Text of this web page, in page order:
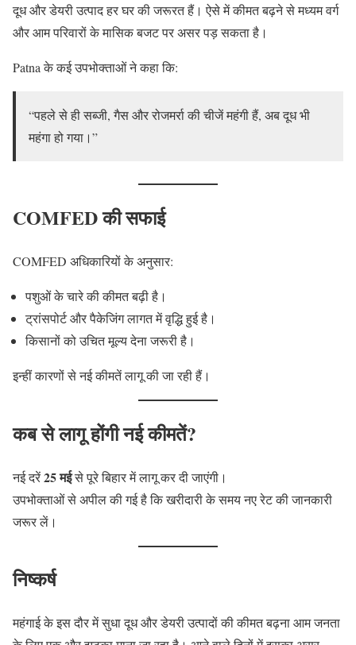
दूध और डेयरी उत्पाद हर घर की जरूरत हैं। ऐसे में कीमत बढ़ने से मध्यम वर्ग
और आम परिवारों के मासिक बजट पर असर पड़ सकता है।
Patna के कई उपभोक्ताओं ने कहा कि:
“पहले से ही सब्जी, गैस और रोजमर्रा की चीजें महंगी हैं, अब दूध भी
महंगा हो गया।”
COMFED की सफाई
COMFED अधिकारियों के अनुसार:
पशुओं के चारे की कीमत बढ़ी है।
ट्रांसपोर्ट और पैकेजिंग लागत में वृद्धि हुई है।
किसानों को उचित मूल्य देना जरूरी है।
इन्हीं कारणों से नई कीमतें लागू की जा रही हैं।
कब से लागू होंगी नई कीमतें?
नई दरें25 मईसे पूरे बिहार में लागू कर दी जाएंगी।
उपभोक्ताओं से अपील की गई है कि खरीदारी के समय नए रेट की जानकारी
जरूर लें।
निष्कर्ष
महंगाई के इस दौर में सुधा दूध और डेयरी उत्पादों की कीमत बढ़ना आम जनता